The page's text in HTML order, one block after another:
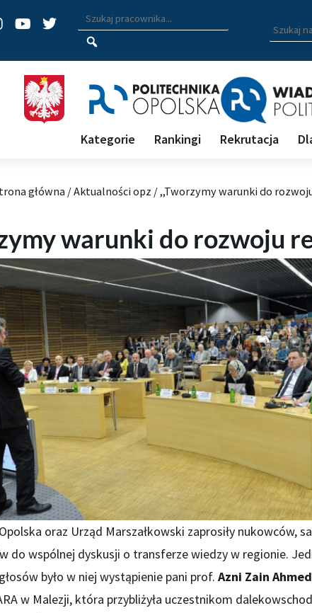
YoutubeTwitterWyszukiwarka pracowników
Wpisz nazwisko, fragment nazwiska bądź imię
Wpisz
szukaną
frazę
na
Kategorie Rankingi Rekrutacja
główna /Aktualności opz /,,Tworzymy warunki do
warunki do rozwoju
oraz Urząd Marszałkowski zaprosiły nukowców,
do wspólnej dyskusji o transferze wiedzy w regionie.
było w niej wystąpienie pani prof. Azni Zain Ahmed
w Malezji, która przybliżyła uczestnikom